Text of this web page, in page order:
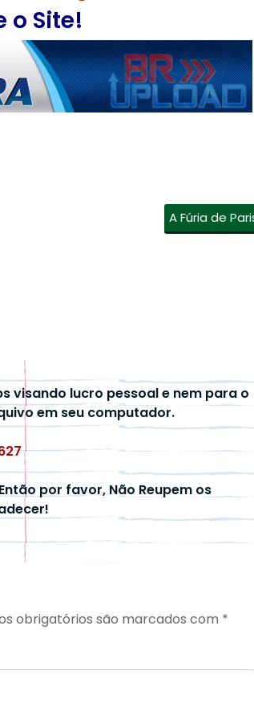
o Site!
A Fúria de
visando lucro pessoal e nem para o
em seu computador.
por favor, Não Reupem os
obrigatórios são marcados com *